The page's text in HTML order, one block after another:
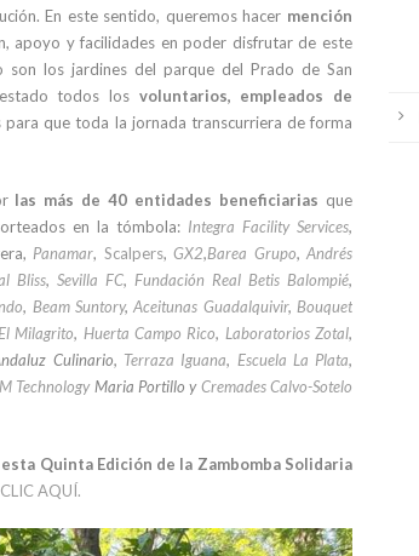
En este sentido, queremos hacer mención
apoyo y facilidades en poder disfrutar de este
los jardines del parque del Prado de San
todos los voluntarios, empleados de
que toda la jornada transcurriera de forma
las más de 40 entidades beneficiarias que
en la tómbola: Integra Facility Services,
Panamar, Scalpers,GX2,Barea Grupo,Andrés
Bliss, Sevilla FC, Fundación Real Betis Balompié,
, Beam Suntory,Aceitunas Guadalquivir, Bouquet
Milagrito, Huerta Campo Rico, Laboratorios Zotal,
Culinario, Terraza Iguana, Escuela La Plata,
TechnologyMaria Portillo yCremades Calvo-Sotelo
Quinta Edición de la Zambomba Solidaria
CLIC AQUÍ.